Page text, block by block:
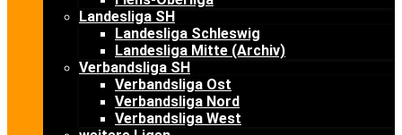
Landesliga SH
Landesliga Schleswig
Landesliga Mitte (Archiv)
Verbandsliga SH
Verbandsliga Ost
Verbandsliga Nord
Verbandsliga West